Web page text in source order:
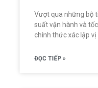
Vượt qua những bộ
suất vận hành và
chính thức xác lập vị
ĐỌC TIẾP »